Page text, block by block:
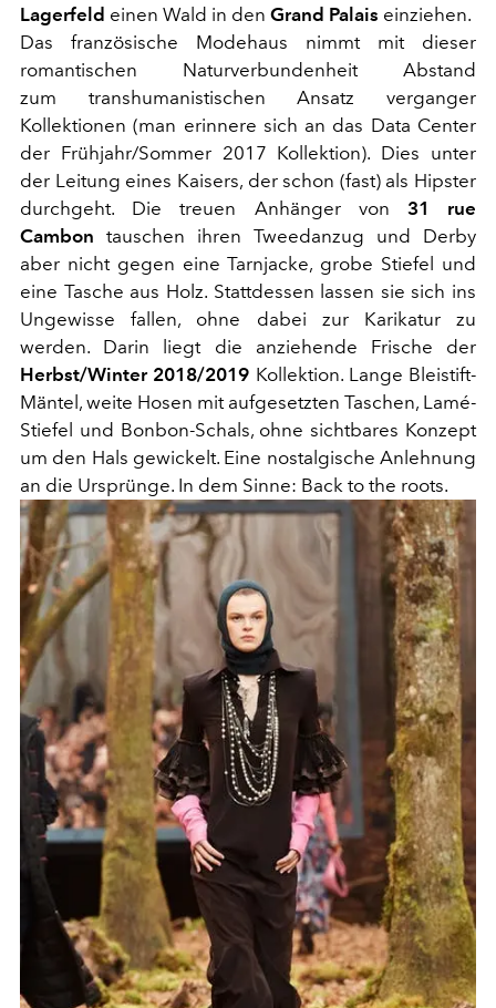
Lagerfeld einen Wald in den Grand Palais einziehen.
Das französische Modehaus nimmt mit dieser
romantischen Naturverbundenheit Abstand
zum transhumanistischen Ansatz verganger
Kollektionen (man erinnere sich an das Data Center
der Frühjahr/Sommer 2017 Kollektion). Dies unter
der Leitung eines Kaisers, der schon (fast) als Hipster
durchgeht. Die treuen Anhänger von 31 rue
Cambon tauschen ihren Tweedanzug und Derby
aber nicht gegen eine Tarnjacke, grobe Stiefel und
eine Tasche aus Holz. Stattdessen lassen sie sich ins
Ungewisse fallen, ohne dabei zur Karikatur zu
werden. Darin liegt die anziehende Frische der
Herbst/Winter 2018/2019 Kollektion. Lange Bleistift-
Mäntel, weite Hosen mit aufgesetzten Taschen, Lamé-
Stiefel und Bonbon-Schals, ohne sichtbares Konzept
um den Hals gewickelt. Eine nostalgische Anlehnung
an die Ursprünge. In dem Sinne: Back to the roots.